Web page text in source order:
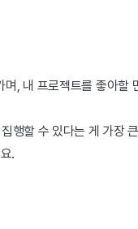
, 내 프로젝트를 좋아할
행할 수 있다는 게 가장
.